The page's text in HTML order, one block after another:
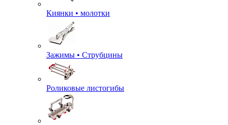
Киянки • молотки
Зажимы • Струбцины
Роликовые листогибы